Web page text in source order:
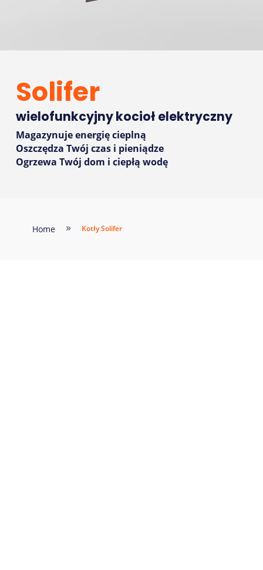
Solifer
wielofunkcyjny kocioł elektryczny
Magazynuje energię cieplną
Oszczędza Twój czas i pieniądze
Ogrzewa Twój dom i ciepłą wodę
Home 9 Kotły Solifer